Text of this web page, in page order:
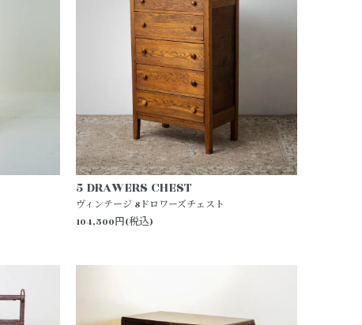
5 DRAWERS CHEST
ヴィンテージ 8ドロワーズチェスト
104,500円(税込)